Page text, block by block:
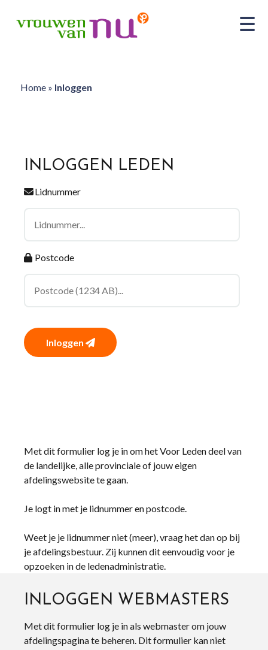
Home» Inloggen
INLOGGEN LEDEN
Lidnummer
Postcode
Inloggen
Met dit formulier log je in om het Voor Leden deel van
de landelijke, alle provinciale of jouw eigen
afdelingswebsite te gaan.
Je logt in met je lidnummer en postcode.
Weet je je lidnummer niet (meer), vraag het dan op bij
je afdelingsbestuur. Zij kunnen dit eenvoudig voor je
opzoeken in de ledenadministratie.
INLOGGEN WEBMASTERS
Met dit formulier log je in als webmaster om jouw
afdelingspagina te beheren. Dit formulier kan niet